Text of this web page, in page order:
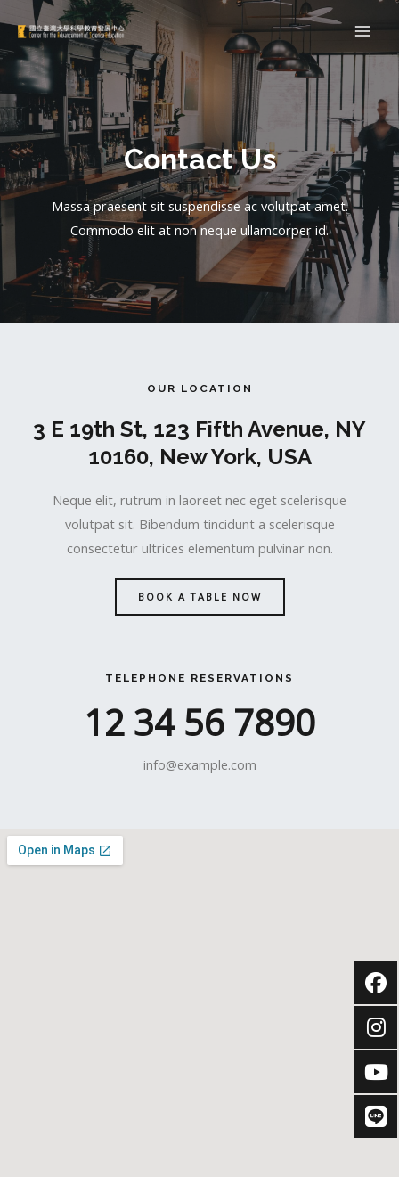
Contact Us
Massa praesent sit suspendisse ac volutpat amet.
Commodo elit at non neque ullamcorper id.
OUR LOCATION
3 E 19th St, 123 Fifth Avenue, NY
10160, New York, USA
Neque elit, rutrum in laoreet nec eget scelerisque
volutpat sit. Bibendum tincidunt a scelerisque
consectetur ultrices elementum pulvinar non.
BOOK A TABLE NOW
TELEPHONE RESERVATIONS
12 34 56 7890
info@example.com